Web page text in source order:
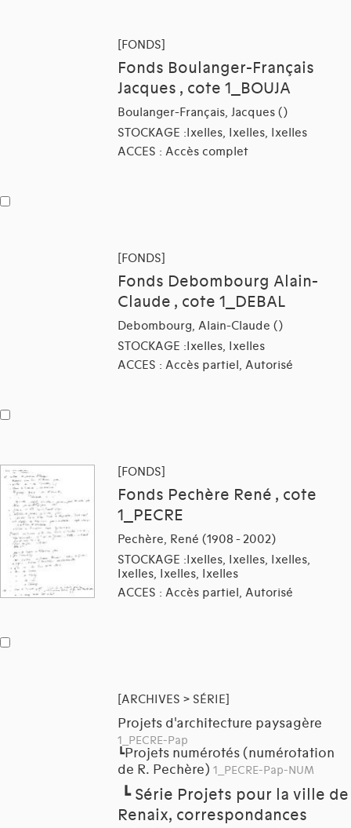
[FONDS]
Fonds Boulanger-Français
Jacques , cote 1_BOUJA
Boulanger-Français, Jacques ()
STOCKAGE :Ixelles, Ixelles, Ixelles
ACCES : Accès complet
[FONDS]
Fonds Debombourg Alain-
Claude , cote 1_DEBAL
Debombourg, Alain-Claude ()
STOCKAGE :Ixelles, Ixelles
ACCES : Accès partiel, Autorisé
[FONDS]
Fonds Pechère René , cote
1_PECRE
Pechère, René (1908 - 2002)
STOCKAGE :Ixelles, Ixelles, Ixelles,
Ixelles, Ixelles, Ixelles
ACCES : Accès partiel, Autorisé
[ARCHIVES > SÉRIE]
Projets d'architecture paysagère
1_PECRE-Pap
┗Projets numérotés (numérotation
de R. Pechère) 1_PECRE-Pap-NUM
┗ Série Projets pour la ville de
Renaix, correspondances